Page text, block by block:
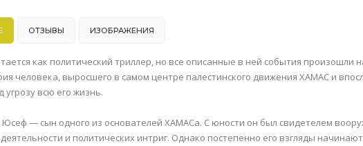
ОТЗЫВЫ ИЗОБРАЖЕНИЯ
как политический триллер, но все описанные в ней события
человека, выросшего в самом центре палестинского движения ХАМАС и
угрозу всю его жизнь.
Юсеф — сын одного из основателей ХАМАСа. С юности он был свидетелем
и политических интриг. Однако постепенно его взгляды